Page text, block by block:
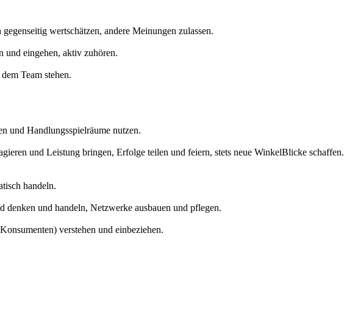
wertschätzen, andere Meinungen zulassen.
und eingehen, aktiv zuhören.
Team stehen.
und Handlungsspielräume nutzen.
und Leistung bringen, Erfolge teilen und feiern, stets neue WinkelBlicke schaffen.
handeln.
und handeln, Netzwerke ausbauen und pflegen.
verstehen und einbeziehen.